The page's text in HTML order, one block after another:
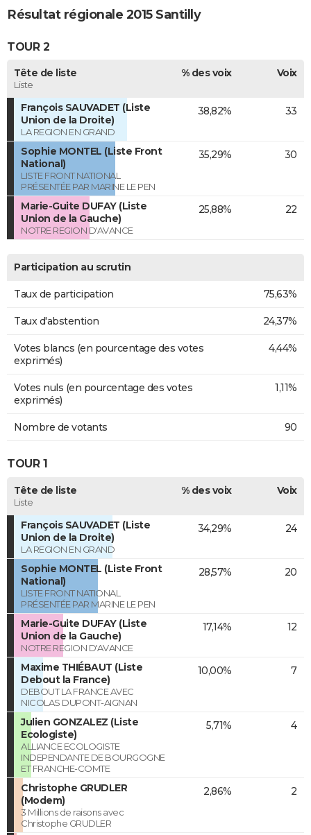
Résultat régionale 2015 Santilly
TOUR 2
Tête de liste
Liste
% des voix Voix
François SAUVADET (Liste
Union de la Droite)
LA REGION EN GRAND
38,82% 33
Sophie MONTEL (Liste Front
National)
LISTE FRONT NATIONAL
PRÉSENTÉE PAR MARINE LE PEN
35,29% 30
Marie-Guite DUFAY (Liste
Union de la Gauche)
NOTRE REGION D'AVANCE
25,88% 22
Participation au scrutin
Taux de participation 75,63%
Taux d'abstention 24,37%
Votes blancs (en pourcentage des votes
exprimés)
4,44%
Votes nuls (en pourcentage des votes
exprimés)
1,11%
Nombre de votants 90
TOUR 1
Tête de liste
Liste
% des voix Voix
François SAUVADET (Liste
Union de la Droite)
LA REGION EN GRAND
34,29% 24
Sophie MONTEL (Liste Front
National)
LISTE FRONT NATIONAL
PRÉSENTÉE PAR MARINE LE PEN
28,57% 20
Marie-Guite DUFAY (Liste
Union de la Gauche)
NOTRE REGION D'AVANCE
17,14% 12
Maxime THIÉBAUT (Liste
Debout la France)
DEBOUT LA FRANCE AVEC
NICOLAS DUPONT-AIGNAN
10,00% 7
Julien GONZALEZ (Liste
Ecologiste)
ALLIANCE ECOLOGISTE
INDEPENDANTE DE BOURGOGNE
ET FRANCHE-COMTE
5,71% 4
Christophe GRUDLER
(Modem)
3 Millions de raisons avec
Christophe GRUDLER
2,86% 2